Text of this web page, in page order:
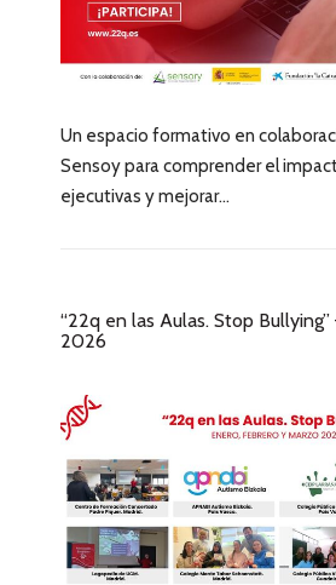
Un espacio formativo en
Sensoy para comprender el
ejecutivas y mejorar...
“22q en las Aulas. Stop
2026